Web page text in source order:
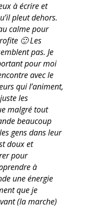
à écrire et
pleut dehors.
calme pour
🙂 Les
pas. Je
pour moi
avec le
qui l’animent,
les
malgré tout
beaucoup
gens dans leur
doux et
pour
à
une énergie
que je
(la marche)